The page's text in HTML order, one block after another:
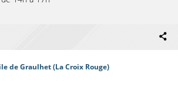
de Graulhet (La Croix Rouge)